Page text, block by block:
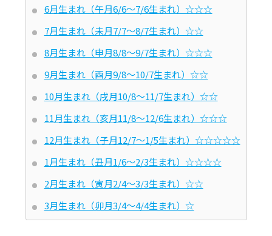
6月生まれ（午月6/6～7/6生まれ）☆☆☆
7月生まれ（未月7/7～8/7生まれ）☆☆
8月生まれ（申月8/8～9/7生まれ）☆☆☆
9月生まれ（酉月9/8～10/7生まれ）☆☆
10月生まれ（戌月10/8～11/7生まれ）☆☆
11月生まれ（亥月11/8～12/6生まれ）☆☆☆
12月生まれ（子月12/7～1/5生まれ）☆☆☆☆☆
1月生まれ（丑月1/6～2/3生まれ）☆☆☆☆
2月生まれ（寅月2/4～3/3生まれ）☆☆
3月生まれ（卯月3/4～4/4生まれ）☆